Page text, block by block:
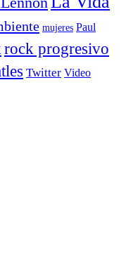
mujeres Paul
rock progresivo
Twitter Video